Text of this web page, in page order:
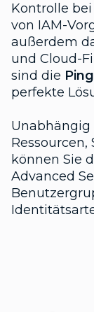
Kontrolle
von IAM-
außerdem
und Cloud-
sind die
perfekte
Unabhängig
Ressourcen,
können Sie
Advanced